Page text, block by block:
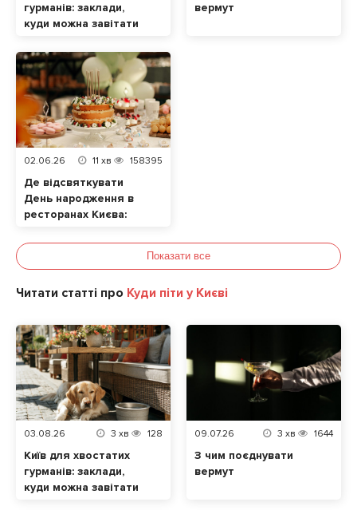
гурманів: заклади,
куди можна завітати
улюбленцем
вермут
02.06.26 11 хв 158395
Де відсвяткувати
День народження в
ресторанах Києва:
Показати все
Читати статті про Куди піти у Києві
03.08.26 3 хв 128
Київ для хвостатих
гурманів: заклади,
куди можна завітати
09.07.26 3 хв 1644
З чим поєднувати
вермут